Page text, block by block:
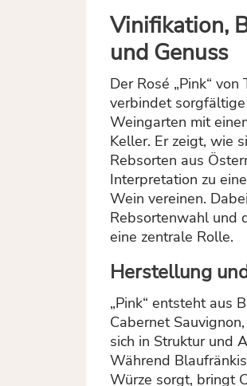
Vinifikation,
und Genuss
Der Rosé „Pink“
verbindet
Weingarten mit
Keller. Er zeigt, wie
Rebsorten aus
Interpretation zu
Wein vereinen.
Rebsortenwahl und
eine zentrale Rolle.
Herstellung
„Pink“ entsteht aus
Cabernet
sich in Struktur und
Während
Würze sorgt, bringt